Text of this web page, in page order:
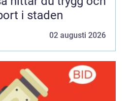
i staden
02 augusti 2026